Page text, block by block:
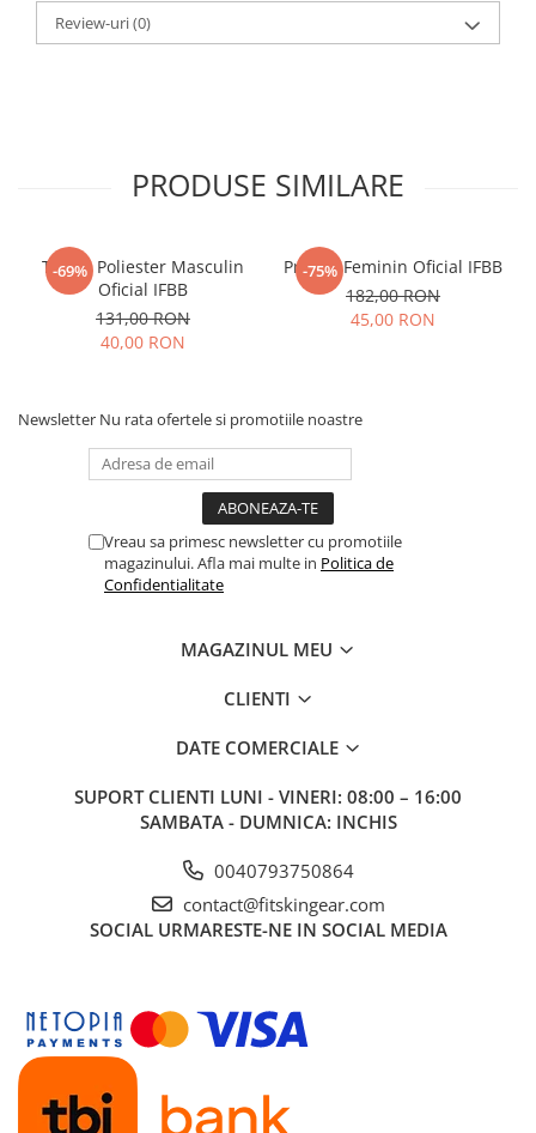
Review-uri(0)
PRODUSE SIMILARE
-69%
Tricou Poliester Masculin
Oficial IFBB
131,00 RON
40,00 RON
-75%
Prosop Feminin Oficial IFBB
182,00 RON
45,00 RON
Newsletter Nu rata ofertele si promotiile noastre
Vreau sa primesc newsletter cu promotiile
magazinului. Afla mai multe in Politica de
Confidentialitate
MAGAZINUL MEU
CLIENTI
DATE COMERCIALE
SUPORT CLIENTI LUNI - VINERI: 08:00 – 16:00
SAMBATA - DUMNICA: INCHIS
0040793750864
contact@fitskingear.com
SOCIAL URMARESTE-NE IN SOCIAL MEDIA